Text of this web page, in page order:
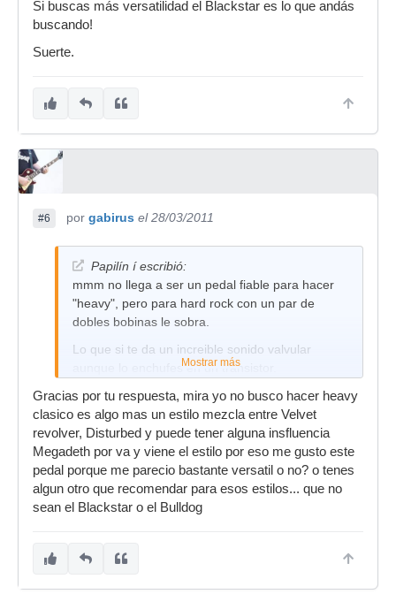
Si buscas más versatilidad el Blackstar es lo que andás
buscando!
Suerte.
#6 por gabirus el 28/03/2011
Papilín í escribió:
mmm no llega a ser un pedal fiable para hacer
"heavy", pero para hard rock con un par de
dobles bobinas le sobra.
Lo que si te da un increible sonido valvular
aunque lo enchufes en un transistor.
El pedal "blackstar ht dual" es mucho más
completo y más caro (Por Barcelona valen +ó-
VoxBD = 185 € ó Blackstar ht dual = 230 €).
Lo que si tienen los dos es el sonido de un pedal
a válvulas. Increible.
Si buscas más versatilidad el Blackstar es lo que
Suerte.
Mostrar más
Gracias por tu respuesta, mira yo no busco hacer heavy
clasico es algo mas un estilo mezcla entre Velvet
revolver, Disturbed y puede tener alguna insfluencia
Megadeth por va y viene el estilo por eso me gusto este
pedal porque me parecio bastante versatil o no? o tenes
algun otro que recomendar para esos estilos... que no
sean el Blackstar o el Bulldog